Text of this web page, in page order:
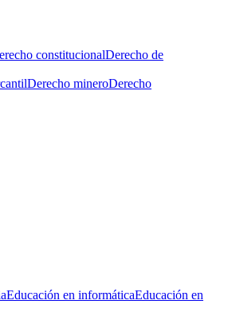
constitucionalDerecho de
Derecho mineroDerecho
Educación en informáticaEducación en